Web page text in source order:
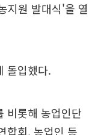
지원 발대식'을 열
돌입했다.
비롯해 농업인단
합회, 농업인 등